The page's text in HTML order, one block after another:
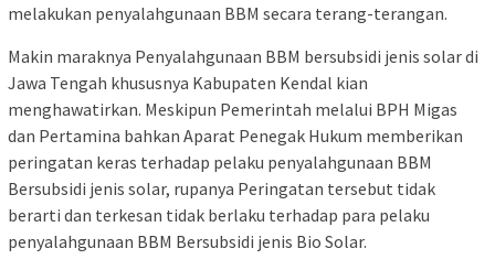
melakukan penyalahgunaan BBM secara terang-terangan.
Makin maraknya Penyalahgunaan BBM bersubsidi jenis solar di
Jawa Tengah khususnya Kabupaten Kendal kian
menghawatirkan. Meskipun Pemerintah melalui BPH Migas
dan Pertamina bahkan Aparat Penegak Hukum memberikan
peringatan keras terhadap pelaku penyalahgunaan BBM
Bersubsidi jenis solar, rupanya Peringatan tersebut tidak
berarti dan terkesan tidak berlaku terhadap para pelaku
penyalahgunaan BBM Bersubsidi jenis Bio Solar.